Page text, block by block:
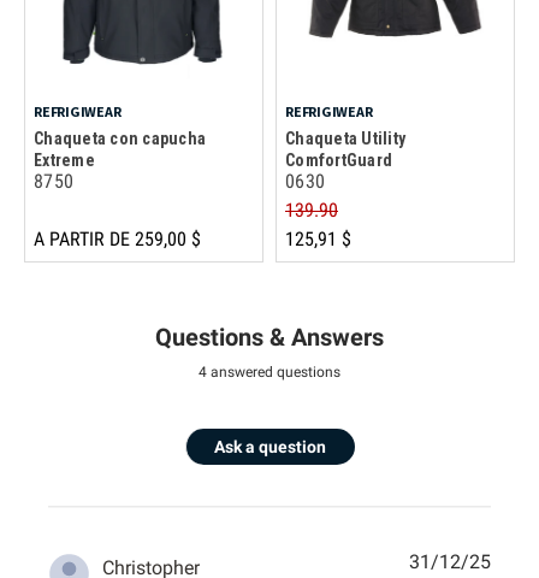
REFRIGIWEAR
Chaqueta con capucha
Extreme
8750
A PARTIR DE 259,00 $
REFRIGIWEAR
Chaqueta Utility
ComfortGuard
0630
139.90
125,91 $
Questions & Answers
4 answered questions
Ask a question
Christopher 31/12/25